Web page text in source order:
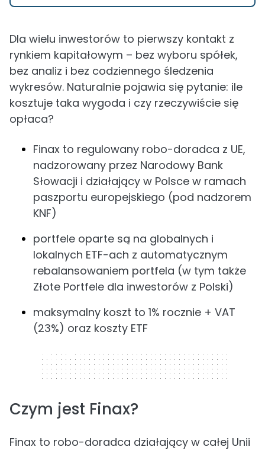
Dla wielu inwestorów to pierwszy kontakt z
rynkiem kapitałowym – bez wyboru spółek,
bez analiz i bez codziennego śledzenia
wykresów. Naturalnie pojawia się pytanie: ile
kosztuje taka wygoda i czy rzeczywiście się
opłaca?
Finax to regulowany robo-doradca z UE,
nadzorowany przez Narodowy Bank
Słowacji i działający w Polsce w ramach
paszportu europejskiego (pod nadzorem
KNF)
portfele oparte są na globalnych i
lokalnych ETF-ach z automatycznym
rebalansowaniem portfela (w tym także
Złote Portfele dla inwestorów z Polski)
maksymalny koszt to 1% rocznie + VAT
(23%) oraz koszty ETF
320 x 50
Czym jest Finax?
Finax to robo-doradca działający w całej Unii